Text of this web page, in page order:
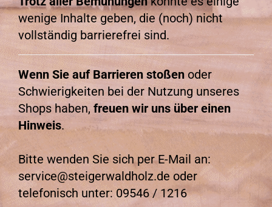
wenige Inhalte geben, die (noch) nicht
vollständig barrierefrei sind.
Wenn Sie auf Barrieren stoßen oder
Schwierigkeiten bei der Nutzung unseres
Shops haben, freuen wir uns über einen
Hinweis.
Bitte wenden Sie sich per E-Mail an:
service@steigerwaldholz.de oder
telefonisch unter: 09546 / 1216